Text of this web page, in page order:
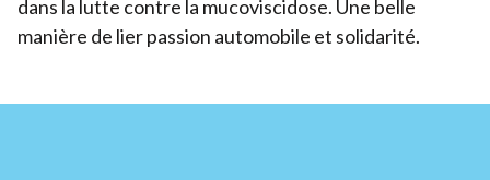
Pour les écoles
Legs & Assurance-vie
dans la lutte contre la mucoviscidose. Une belle
manière de lier passion automobile et solidarité.